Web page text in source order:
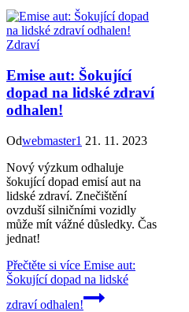
Zdraví
Emise aut: Šokující
dopad na lidské zdraví
odhalen!
Odwebmaster1 21. 11. 2023
Nový výzkum odhaluje
šokující dopad emisí aut na
lidské zdraví. Znečištění
ovzduší silničními vozidly
může mít vážné důsledky. Čas
jednat!
Přečtěte si více Emise aut:
Šokující dopad na lidské
zdraví odhalen!